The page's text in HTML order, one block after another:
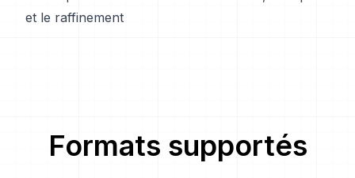
et le raffinement
Formats supportés